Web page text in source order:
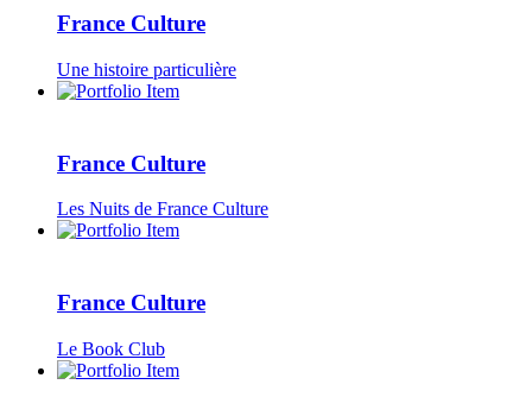
France Culture
Une histoire particulière
France Culture
Les Nuits de France Culture
France Culture
Le Book Club